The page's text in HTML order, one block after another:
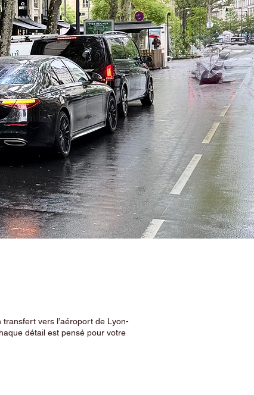
vers l’aéroport de Lyon-
détail est pensé pour votre